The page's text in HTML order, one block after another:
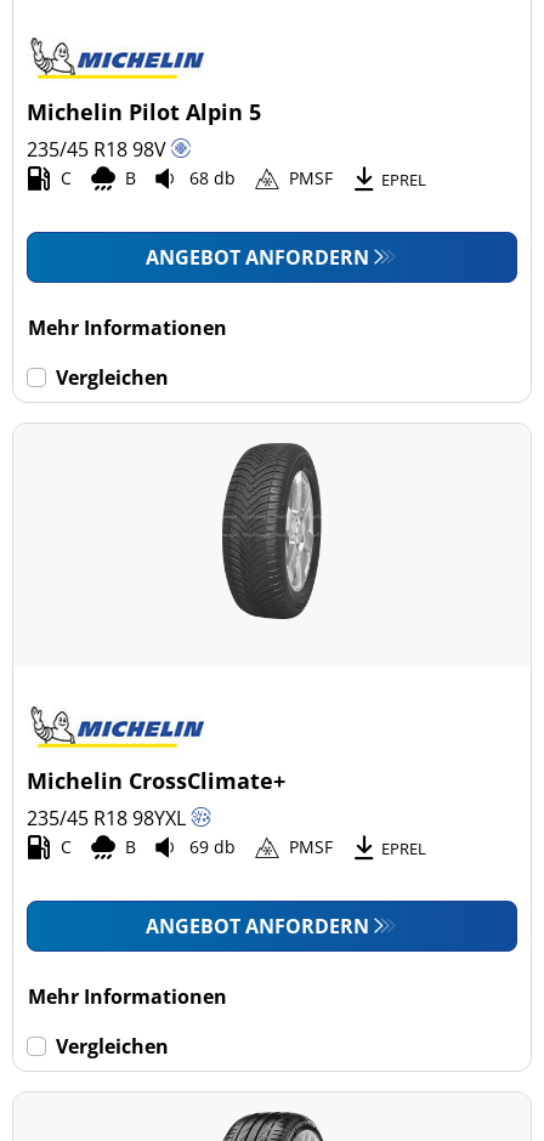
Michelin Pilot Alpin 5
235/45 R1898V
C B 68 db PMSF EPREL
ANGEBOT ANFORDERN
Mehr Informationen
Vergleichen
Michelin CrossClimate+
235/45 R1898YXL
C B 69 db PMSF EPREL
ANGEBOT ANFORDERN
Mehr Informationen
Vergleichen